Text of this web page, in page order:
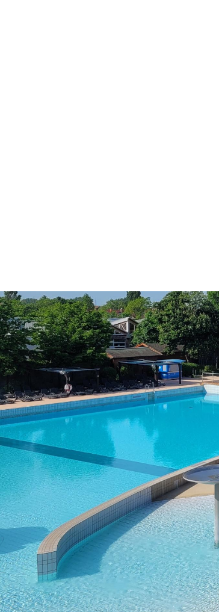
Anschrift und Bankverbindung
Stadt Hockenheim
Rathausstraße 1
68766 Hockenheim
Postanschrift
Postfach 15 48
68758 Hockenheim
Bankverbindung
IBAN: DE52 6725 0020 0006 2012 53
BIC: SOLADES1HDB
Sparkasse Heidelberg
IBAN: DE61 5479 0000 0001 0061 50
BIC: GENODE61SPE
Volksbank Kur- und Rheinpfalz eG
Copyright © 2016 - 2018 Stadt Hockenheim